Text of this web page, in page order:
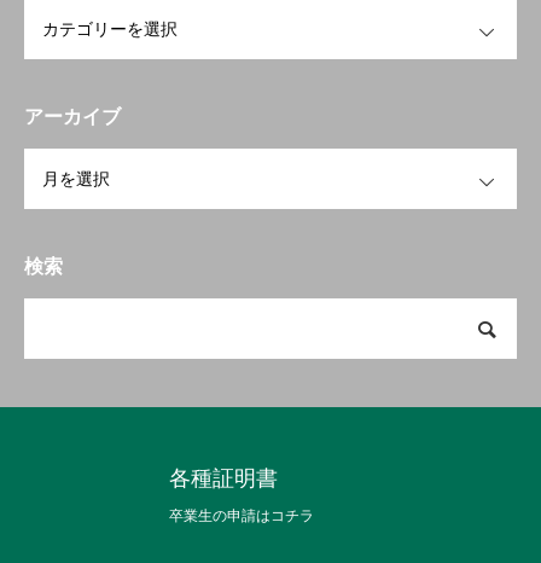
フクコウへのサポート
アーカイブ
検索
各種証明書
卒業生の申請はコチラ